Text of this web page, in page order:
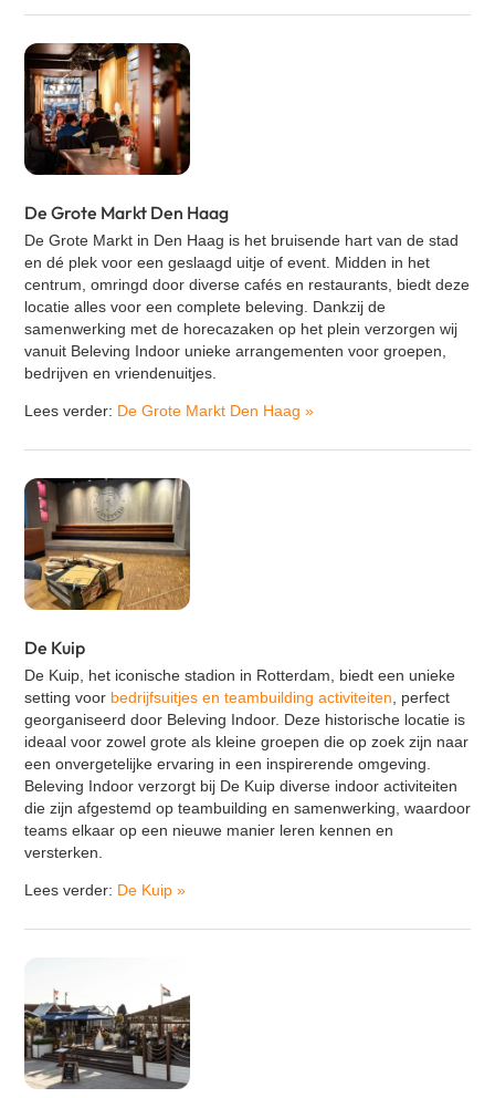
De Grote Markt Den Haag
De Grote Markt in Den Haag is het bruisende hart van de stad
en dé plek voor een geslaagd uitje of event. Midden in het
centrum, omringd door diverse cafés en restaurants, biedt deze
locatie alles voor een complete beleving. Dankzij de
samenwerking met de horecazaken op het plein verzorgen wij
vanuit Beleving Indoor unieke arrangementen voor groepen,
bedrijven en vriendenuitjes.
Lees verder: De Grote Markt Den Haag »
De Kuip
De Kuip, het iconische stadion in Rotterdam, biedt een unieke
setting voor bedrijfsuitjes en teambuilding activiteiten , perfect
georganiseerd door Beleving Indoor. Deze historische locatie is
ideaal voor zowel grote als kleine groepen die op zoek zijn naar
een onvergetelijke ervaring in een inspirerende omgeving.
Beleving Indoor verzorgt bij De Kuip diverse indoor activiteiten
die zijn afgestemd op teambuilding en samenwerking, waardoor
teams elkaar op een nieuwe manier leren kennen en
versterken.
Lees verder: De Kuip »